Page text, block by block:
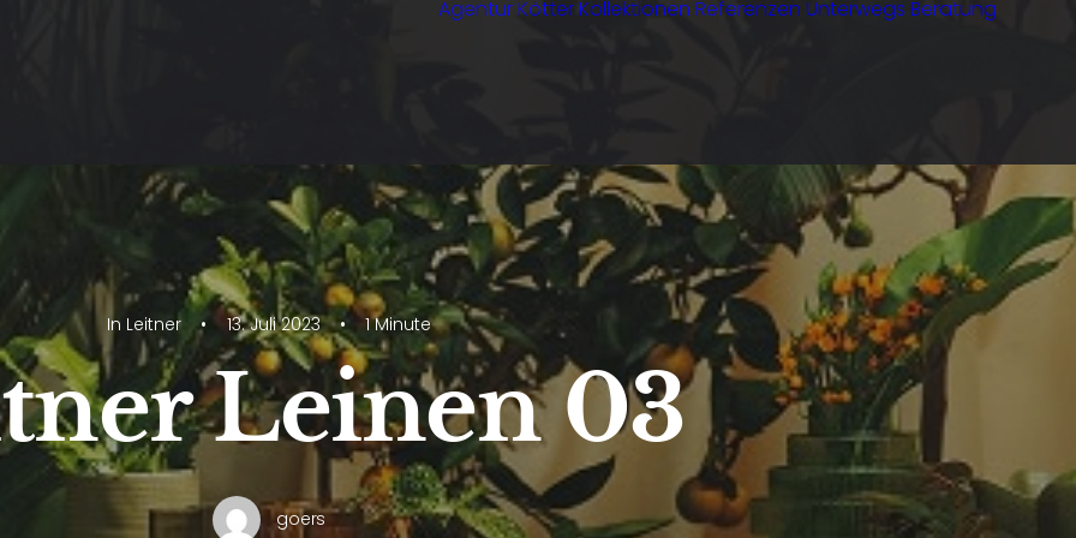
Agentur KötterKollektionen Referenzen Unterwegs Beratung
In Leitner • 13. Juli 2023 • 1 Minute
Leinen 03
goers